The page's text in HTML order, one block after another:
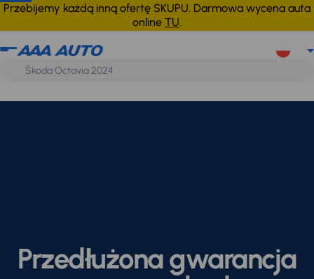
Przebijemy każdą inną ofertę SKUPU. Darmowa wycena auta
online TU.
Przedłużona gwarancja